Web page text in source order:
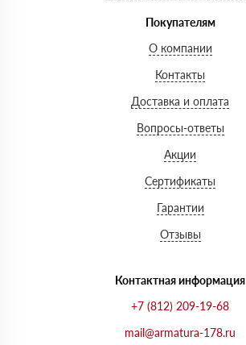
Покупателям
О компании
Контакты
Доставка и оплата
Вопросы-ответы
Акции
Сертификаты
Гарантии
Отзывы
Контактная информация
+7 (812) 209-19-68
mail@armatura-178.ru